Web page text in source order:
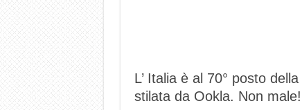
L’ Italia è al 70° posto
stilata da Ookla. Non